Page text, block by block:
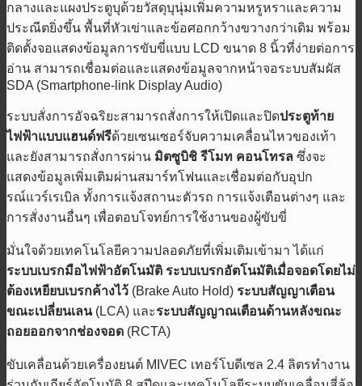
กลางและแผงประตูบุด้วยวัสดุบุนุ่มเพิ่มความหรูหราและความ
ประณีตยิ่งขึ้น พื้นที่หัวเข่าและข้อศอกกว้างขวางกว่าเดิม พร้อม
ติดตั้งจอแสดงข้อมูลการขับขี่แบบ LCD ขนาด 8 นิ้วที่ง่ายต่อการ
อ่าน สามารถเชื่อมต่อและแสดงข้อมูลจากหน้าจอระบบสัมผัส
SDA (Smartphone-link Display Audio)
ระบบสั่งการอัจฉริยะสามารถสั่งการให้เปิดและปิดประตูท้าย
ไฟฟ้าแบบแฮนด์ฟรีด้วยเซนเซอร์จับความเคลื่อนไหวของเท้า
และยังสามารถสั่งการผ่าน มิตซูบิชิ รีโมท คอนโทรล ซึ่งจะ
แสดงข้อมูลเพิ่มเติมผ่านสมาร์ทโฟนและเชื่อมต่อกับอุปก
รณ์แวร์เรเบิล ทั้งการแจ้งสถานะตัวรถ การแจ้งเตือนต่างๆ และ
การสั่งงานอื่นๆ เพื่อตอบโจทย์การใช้งานของผู้ขับขี่
มั่นใจด้วยเทคโนโลยีความปลอดภัยที่เพิ่มเติมเข้ามา ได้แก่
ระบบเบรกมือไฟฟ้าอัตโนมัติ ระบบเบรกอัตโนมัติเมื่อจอดโดยไม่
ต้องเหยียบเบรกค้างไว้ (Brake Auto Hold) ระบบสัญญาเตือน
ขณะเปลี่ยนเลน (LCA) และระบบสัญญาณเตือนด้านหลังขณะ
ถอยออกจากช่องจอด (RCTA)
ขับเคลื่อนด้วยเครื่องยนต์ MIVEC เทอร์โบดีเซล 2.4 ลิตรทำงาน